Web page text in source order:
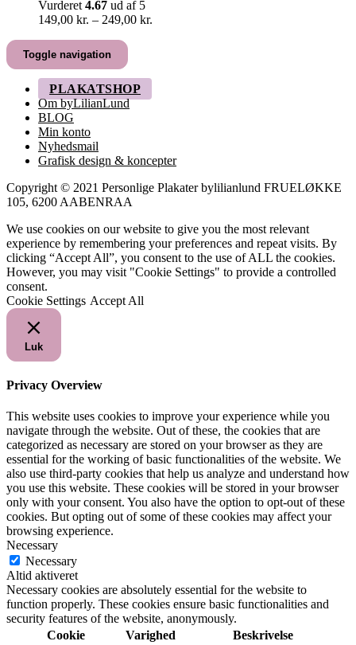
Vurderet 4.67 ud af 5
149,00 kr. – 249,00 kr.
Toggle navigation
PLAKATSHOP
Om byLilianLund
BLOG
Min konto
Nyhedsmail
Grafisk design & koncepter
Copyright © 2021 Personlige Plakater bylilianlund FRUELØKKE
105, 6200 AABENRAA
We use cookies on our website to give you the most relevant
experience by remembering your preferences and repeat visits. By
clicking “Accept All”, you consent to the use of ALL the cookies.
However, you may visit "Cookie Settings" to provide a controlled
consent.
Cookie Settings Accept All
Luk
Privacy Overview
This website uses cookies to improve your experience while you
navigate through the website. Out of these, the cookies that are
categorized as necessary are stored on your browser as they are
essential for the working of basic functionalities of the website. We
also use third-party cookies that help us analyze and understand how
you use this website. These cookies will be stored in your browser
only with your consent. You also have the option to opt-out of these
cookies. But opting out of some of these cookies may affect your
browsing experience.
Necessary
Necessary
Altid aktiveret
Necessary cookies are absolutely essential for the website to
function properly. These cookies ensure basic functionalities and
security features of the website, anonymously.
Cookie
Varighed Beskrivelse